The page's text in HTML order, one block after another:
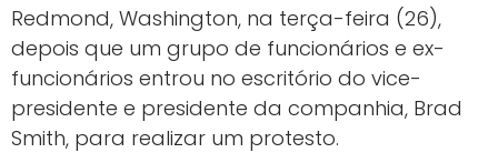
Redmond, Washington, na terça-feira (26),
depois que um grupo de funcionários e ex-
funcionários entrou no escritório do vice-
presidente e presidente da companhia, Brad
Smith, para realizar um protesto.